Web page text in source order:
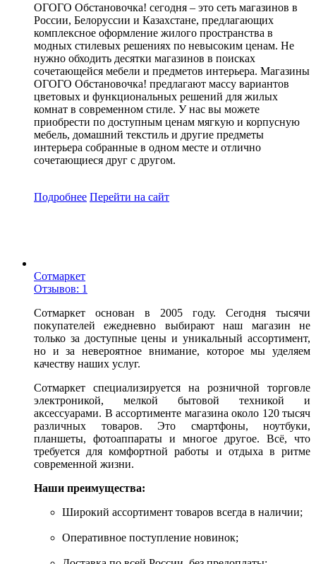
ОГОГО Обстановочка! сегодня – это сеть магазинов в
России, Белоруссии и Казахстане, предлагающих
комплексное оформление жилого пространства в
модных стилевых решениях по невысоким ценам. Не
нужно обходить десятки магазинов в поисках
сочетающейся мебели и предметов интерьера. Магазины
ОГОГО Обстановочка! предлагают массу вариантов
цветовых и функциональных решений для жилых
комнат в современном стиле. У нас вы можете
приобрести по доступным ценам мягкую и корпусную
мебель, домашний текстиль и другие предметы
интерьера собранные в одном месте и отлично
сочетающиеся друг с другом.
Подробнее Перейти на сайт
Сотмаркет
Отзывов: 1
Сотмаркет основан в 2005 году. Сегодня тысячи
покупателей ежедневно выбирают наш магазин не
только за доступные цены и уникальный ассортимент,
но и за невероятное внимание, которое мы уделяем
качеству наших услуг.
Сотмаркет специализируется на розничной торговле
электроникой, мелкой бытовой техникой и
аксессуарами. В ассортименте магазина около 120 тысяч
различных товаров. Это смартфоны, ноутбуки,
планшеты, фотоаппараты и многое другое. Всё, что
требуется для комфортной работы и отдыха в ритме
современной жизни.
Наши преимущества:
Широкий ассортимент товаров всегда в наличии;
Оперативное поступление новинок;